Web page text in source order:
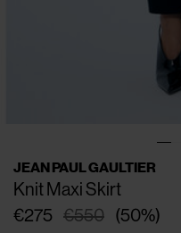
JEAN PAUL GAULTIER
Knit Maxi Skirt
€550
€275 (50%)